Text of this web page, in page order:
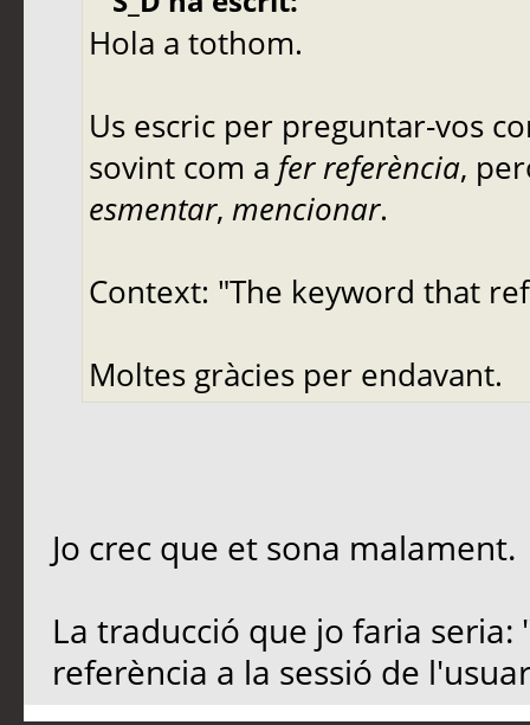
Hola a tothom.
Us escric per preguntar-vos
sovint com a fer referència,
esmentar, mencionar.
Context: "The keyword that
Moltes gràcies per endavant.
Jo crec que et sona malament.
La traducció que jo faria
referència a la sessió de